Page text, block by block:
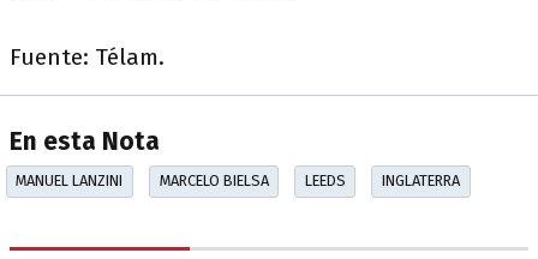
Fuente: Télam.
En esta Nota
MANUEL LANZINI MARCELO BIELSA LEEDS INGLATERRA